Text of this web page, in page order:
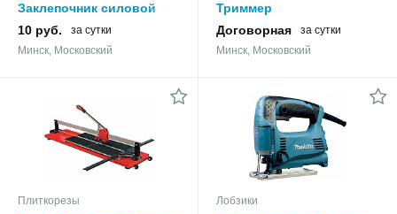
Заклепочник силовой
двуручный 3,2-6,4мм
EXPERT STARTUL в
10 руб.
за сутки
Минск, Московский
Триммер
аккумуляторный MAKITA
DUR 181 RF в аренду
Договорная
за сутки
Минск, Московский
Плиткорезы Лобзики